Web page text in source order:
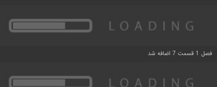
فصل 1 قسمت 7 اضافه شد